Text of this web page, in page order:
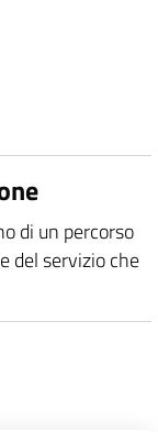
di un percorso
del servizio che